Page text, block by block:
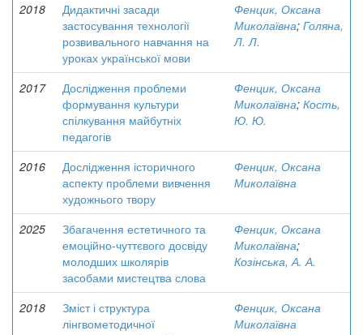
2018
Дидактичні засади
застосування технології
розвивального навчання на
уроках української мови
Фенцик, Оксана
Миколаївна; Голяна,
Л. Л.
2017
Дослідження проблеми
формування культури
спілкування майбутніх
педагогів
Фенцик, Оксана
Миколаївна; Кость,
Ю. Ю.
2016
Дослідження історичного
аспекту проблеми вивчення
художнього твору
Фенцик, Оксана
Миколаївна
2025
Збагачення естетичного та
емоційно-чуттєвого досвіду
молодших школярів
засобами мистецтва слова
Фенцик, Оксана
Миколаївна;
Козінська, А. А.
2018
Зміст і структура
лінгвометодичної
Фенцик, Оксана
Миколаївна